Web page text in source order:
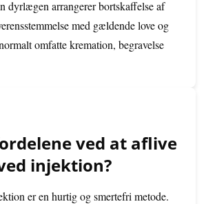
dyrlægen arrangerer bortskaffelse af
med gældende love og
omfatte kremation, begravelse
ved at aflive
injektion?
er en hurtig og smertefri metode.